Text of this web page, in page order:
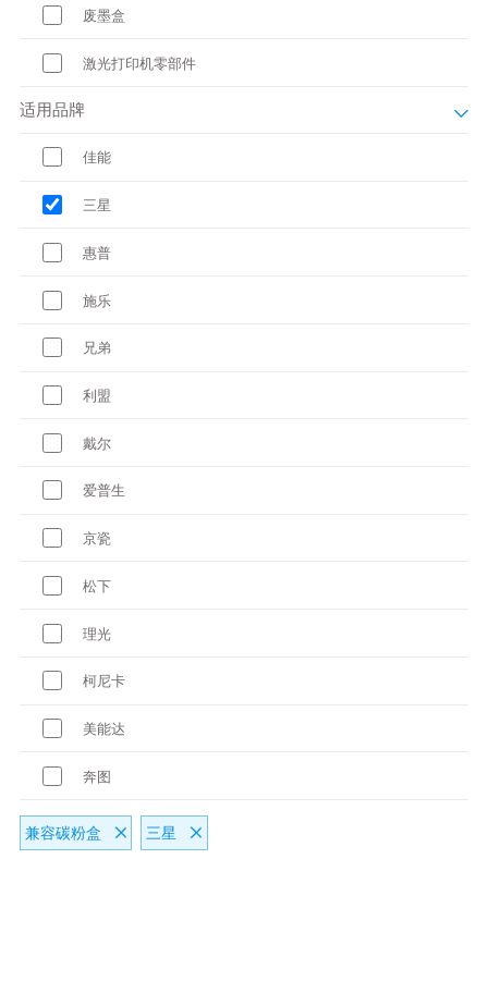
废墨盒
激光打印机零部件
适用品牌
佳能
三星
惠普
施乐
兄弟
利盟
戴尔
爱普生
京瓷
松下
理光
柯尼卡
美能达
奔图
兼容碳粉盒 三星